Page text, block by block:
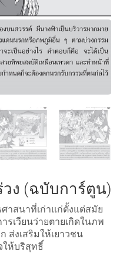
วง (ฉบับการ์ตูน)
าสนาที่เก่าแก่ตั้งแต่สมัย
รเวียนว่ายตายเกิดในภพ
งเสริมให้เยาวชน
ให้บริสุทธิ์